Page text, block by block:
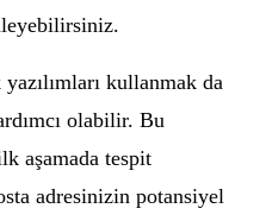
kullanmak da
olabilir. Bu
aşamada tespit
adresinizin potansiyel